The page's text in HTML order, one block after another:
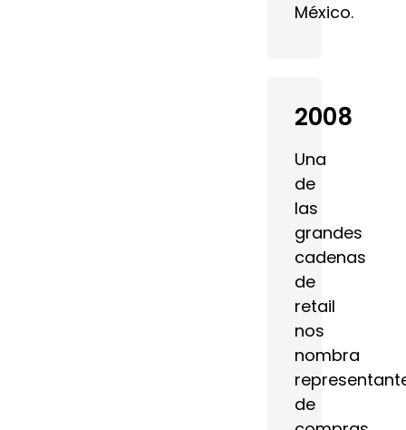
México.
2008
Una
de
las
grandes
cadenas
de
retail
nos
nombra
de